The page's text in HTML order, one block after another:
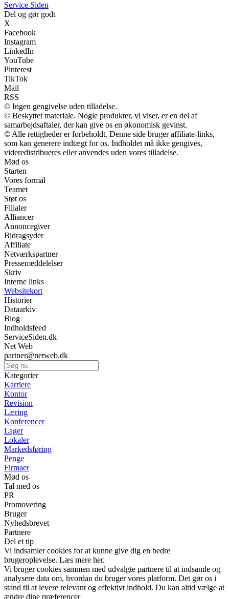
Service Siden
Del og gør godt
X
Facebook
Instagram
LinkedIn
YouTube
Pinterest
TikTok
Mail
RSS
© Ingen gengivelse uden tilladelse.
© Beskyttet materiale. Nogle produkter, vi viser, er en del af
samarbejdsaftaler, der kan give os en økonomisk gevinst.
© Alle rettigheder er forbeholdt. Denne side bruger affiliate-links,
som kan generere indtægt for os. Indholdet må ikke gengives,
videredistribueres eller anvendes uden vores tilladelse.
Mød os
Starten
Vores formål
Teamet
Støt os
Filialer
Alliancer
Annoncegiver
Bidragsyder
Affiliate
Netværkspartner
Pressemeddelelser
Skriv
Interne links
Websitekort
Historier
Dataarkiv
Blog
Indholdsfeed
ServiceSiden.dk
Net Web
partner@netweb.dk
Kategorier
Karriere
Kontor
Revision
Læring
Konferencer
Lager
Lokaler
Markedsføring
Penge
Firmaer
Mød os
Tal med os
PR
Promovering
Bruger
Nyhedsbrevet
Partnere
Del et tip
Vi indsamler cookies for at kunne give dig en bedre
brugeroplevelse. Læs mere her.
Vi bruger cookies sammen med udvalgte partnere til at indsamle og
analysere data om, hvordan du bruger vores platform. Det gør os i
stand til at levere relevant og effektivt indhold. Du kan altid vælge at
ændre dine præferencer